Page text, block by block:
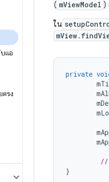
แอ
ตรง
( mViewModel )
ใน
private
}